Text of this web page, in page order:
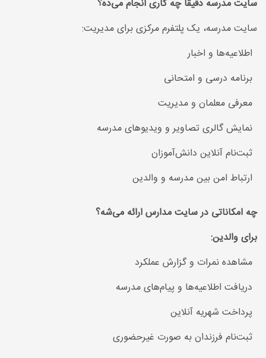
سایت مدرسه دقیقاً چه کاری انجام می‌ده؟
سایت مدرسه، یک پلتفرم مرکزی برای مدیریت:
اطلاعیه‌ها و اخبار
برنامه درسی و امتحانی
معرفی معلمان و مدیریت
نمایش گالری تصاویر و ویدیوهای مدرسه
ثبت‌نام آنلاین دانش‌آموزان
ارتباط امن بین مدرسه و والدین
چه امکاناتی در سایت مدارس ارائه می‌شه؟
برای والدین:
مشاهده نمرات و گزارش عملکرد
دریافت اطلاعیه‌ها و پیام‌های مدرسه
پرداخت شهریه آنلاین
ثبت‌نام فرزندان به صورت غیرحضوری